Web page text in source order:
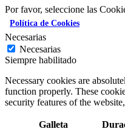
Por favor, seleccione las
Política de Cookies
Necesarias
Necesarias
Siempre habilitado
Necessary cookies are
function properly. These
security features of the
Galleta